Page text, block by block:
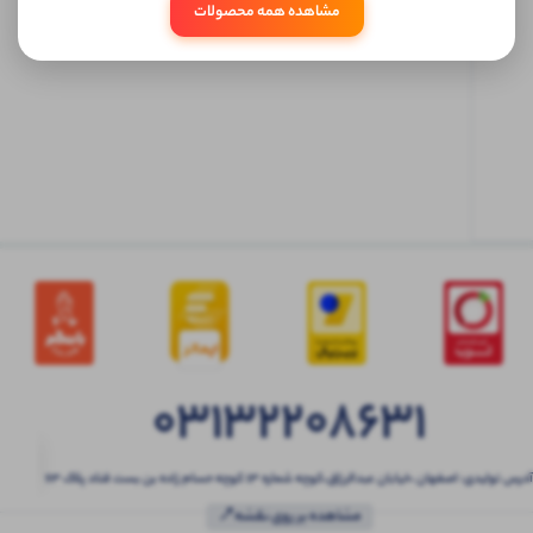
ابتدا
03132208631
آدرس تولیدی: اصفهان ،خیابان عبدالرزاق،کوچه شماره ۱۳ کوچه حسام زاده بن بست قناد پلاک ۶۳
مشاهده بر روی نقشه📍
مشاهده همه محصولات